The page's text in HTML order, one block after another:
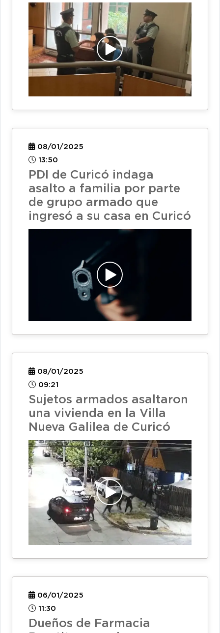
08/01/2025
13:50
PDI de Curicó indaga
asalto a familia por parte
de grupo armado que
ingresó a su casa en Curicó
08/01/2025
09:21
Sujetos armados asaltaron
una vivienda en la Villa
Nueva Galilea de Curicó
06/01/2025
11:30
Dueños de Farmacia